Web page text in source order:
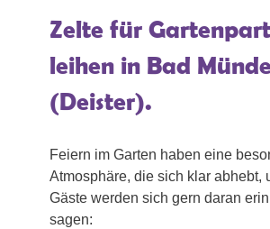
Zelte für
leihen in Bad
(Deister).
Feiern im Garten haben eine
Atmosphäre, die sich klar abhebt,
Gäste werden sich gern daran
sagen: